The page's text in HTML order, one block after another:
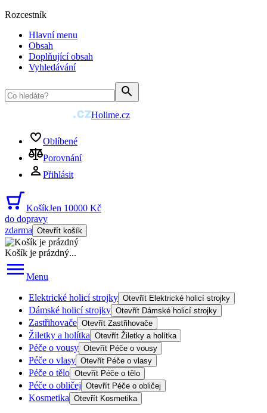
Rozcestník
Hlavní menu
Obsah
Doplňující obsah
Vyhledávání
Holime.cz
Oblíbené
Porovnání
Přihlásit
KošíkJen 10000 Kč
do dopravy
zdarma Otevřít košík
Košík je prázdný...
Menu
Elektrické holicí strojky Otevřít Elektrické holicí strojky
Dámské holicí strojky Otevřít Dámské holicí strojky
Zastřihovače Otevřít Zastřihovače
Žiletky a holítka Otevřít Žiletky a holítka
Péče o vousy Otevřít Péče o vousy
Péče o vlasy Otevřít Péče o vlasy
Péče o tělo Otevřít Péče o tělo
Péče o obličej Otevřít Péče o obličej
Kosmetika Otevřít Kosmetika